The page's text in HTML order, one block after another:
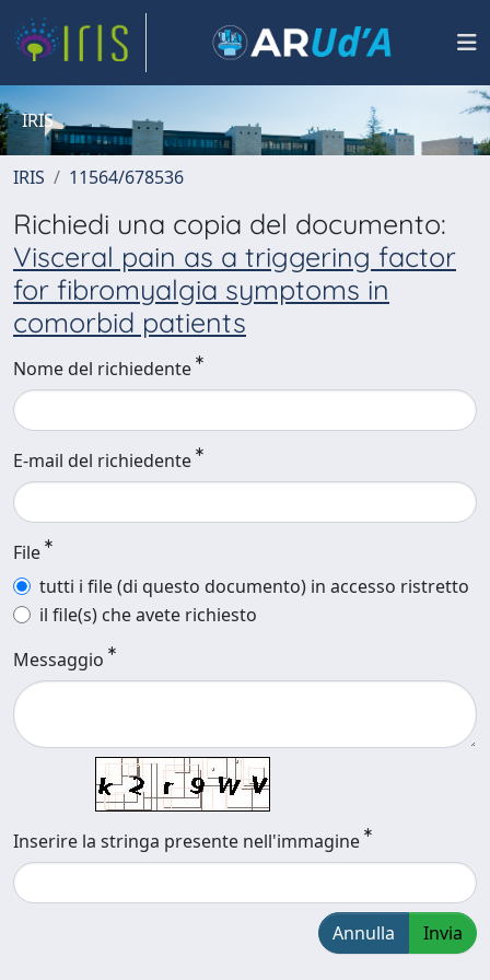
IRIS
IRIS 11564/678536
Richiedi una copia del documento:
Visceral pain as a triggering factor
for fibromyalgia symptoms in
comorbid patients
Nome del richiedente
E-mail del richiedente
File
tutti i file (di questo documento) in accesso ristretto
il file(s) che avete richiesto
Messaggio
Inserire la stringa presente nell'immagine
Annulla Invia